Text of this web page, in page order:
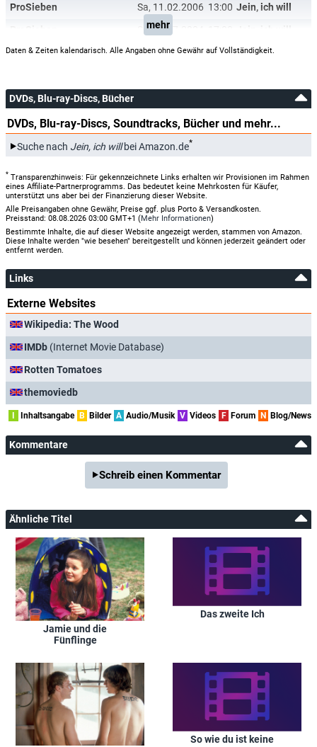
ProSieben
Sa, 11.02.2006 13:00 Jein, ich will
So, 18.07.2004
mehr
Daten & Zeiten kalendarisch. Alle Angaben ohne Gewähr auf Vollständigkeit.
DVDs, Blu-ray-Discs, Bücher
DVDs, Blu-ray-Discs, Soundtracks, Bücher und mehr...
Suche nach Jein, ich willbei Amazon.de*
* Transparenzhinweis: Für gekennzeichnete Links erhalten wir Provisionen im Rahmen
eines Affiliate-Partnerprogramms. Das bedeutet keine Mehrkosten für Käufer,
unterstützt uns aber bei der Finanzierung dieser Website.
Alle Preisangaben ohne Gewähr, Preise ggf. plus Porto & Versandkosten.
Preisstand: 08.08.2026 03:00 GMT+1 (Mehr Informationen)
Bestimmte Inhalte, die auf dieser Website angezeigt werden, stammen von Amazon.
Diese Inhalte werden "wie besehen" bereitgestellt und können jederzeit geändert oder
entfernt werden.
Links
Externe Websites
Wikipedia: The Wood
IMDb (Internet Movie Database)
Rotten Tomatoes
themoviedb
I Inhaltsangabe B Bilder A Audio/Musik V Videos F Forum N Blog/News
Kommentare
Schreib einen Kommentar
Ähnliche Titel
Jamie und die
Fünflinge
Das zweite Ich
So wie du ist keine